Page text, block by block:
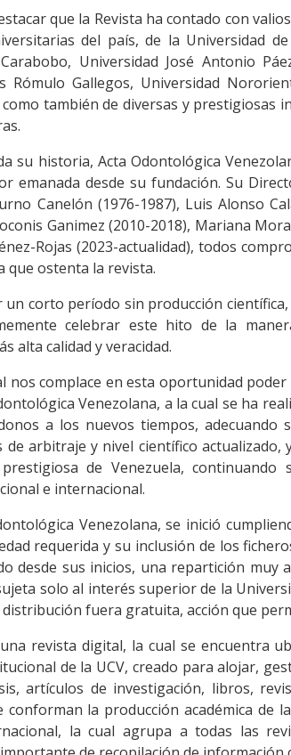
que la Revista ha contado con
del país, de la Universidad
Universidad José Antonio
Rómulo Gallegos, Universidad
también de diversas y prestigiosas
su historia, Acta Odontológica
emanada desde su fundación. Su
Canelón (1976-1987), Luis Alonso
Ganimez (2010-2018), Mariana
Rojas (2023-actualidad), todos
que ostenta la revista.
un corto período sin producción
celebrar este hito de la
alta calidad y veracidad.
nos complace en esta oportunidad
Venezolana, a la cual se ha
a los nuevos tiempos,
de arbitraje y nivel científico
de Venezuela,
e internacional.
Venezolana, se inició
requerida y su inclusión de los
desde sus inicios, una repartición muy
solo al interés superior de la
fuera gratuita, acción que
revista digital, la cual se encuentra
de la UCV, creado para alojar,
artículos de investigación, libros,
conforman la producción académica de
la cual agrupa a todas las